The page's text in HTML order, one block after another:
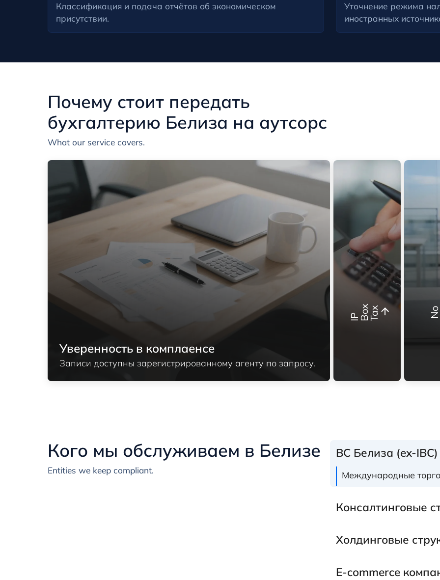
Классификация и подача отчётов об экономическом
присутствии.
Уточнение режима
иностранных
Почему стоит передать
бухгалтерию Белиза на аутсорс
What our service covers.
Уверенность в комплаенсе
Записи доступны зарегистрированному агенту по запросу.
I
P
B
ox
T
a x
Кого мы обслуживаем в Белизе
Entities we keep compliant.
BC Белиза (ex-IBC)
Международные
Консалтинговые
Холдинговые
E-commerce